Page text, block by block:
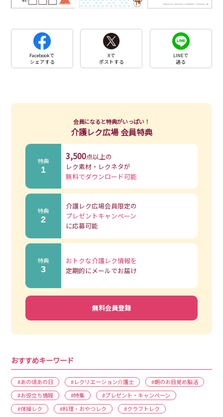
Facebookで
シェアする
Xで
ポストする
LINEで
送る
会員になると特典がいっぱい！
介護レク広場 会員特典
特典
1
3,500点以上の
レク素材・レクネタが
無料でダウンロード可能
特典
2
介護レク広場会員限定の
プレゼントキャンペーン
に応募可能
特典
3
おトクな介護レク情報を
定期的にメールでお届け
無料会員登録
おすすめキーワード
#あの頃あの日 #レクリエーション介護士
#朝のお目覚め脳活
#お役立ち情報
#特集
#プレゼント・キャンペーン
#体操レク
#料理・おやつレク
#クラフトレク